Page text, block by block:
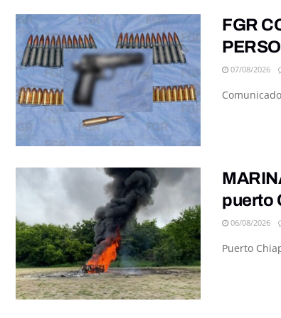
FGR
07/08/2026
puerto
06/08/2026
Puerto